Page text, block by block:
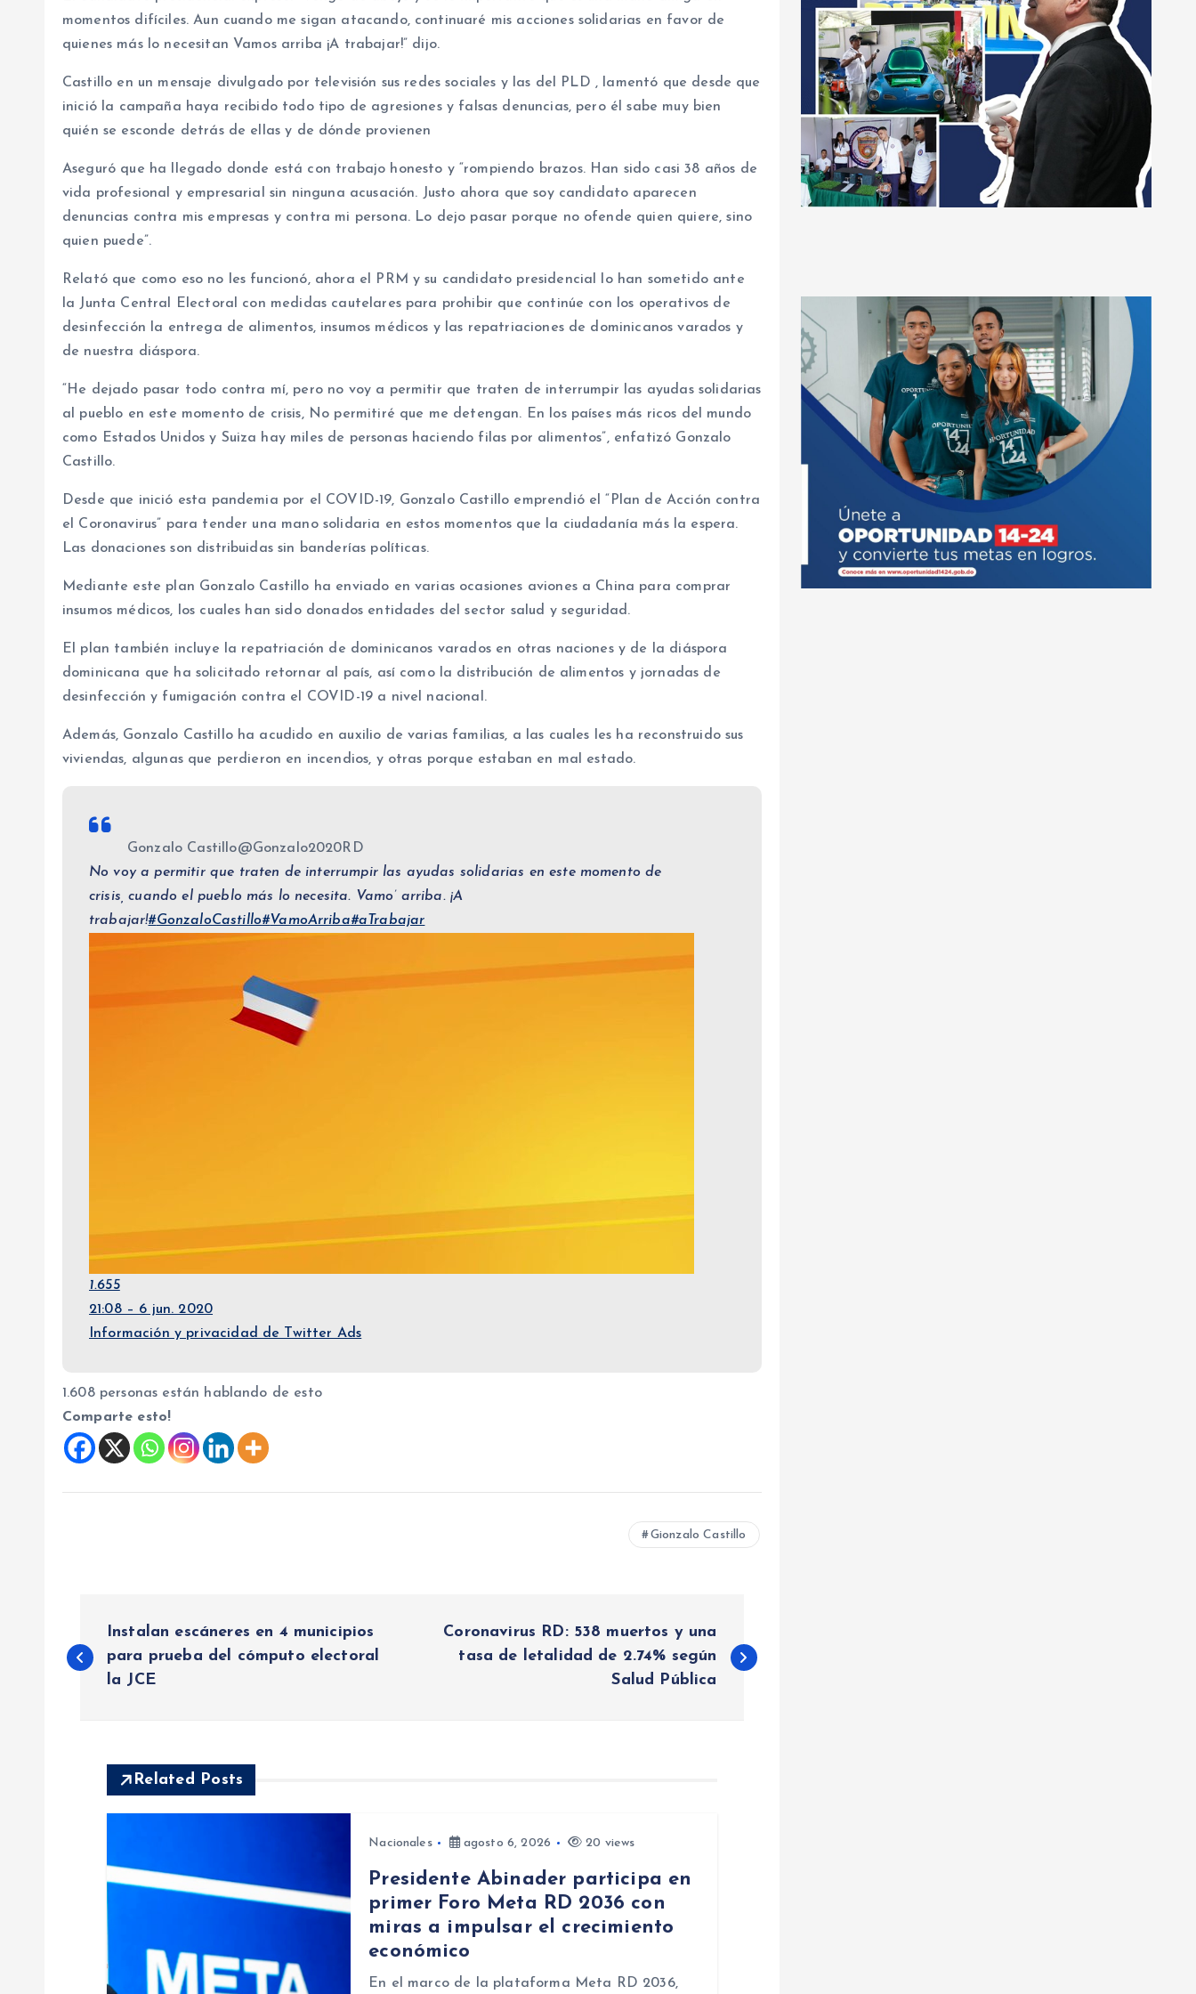
momentos difíciles. Aun cuando me sigan atacando, continuaré mis acciones solidarias en favor de
quienes más lo necesitan Vamos arriba ¡A trabajar!” dijo.
Castillo en un mensaje divulgado por televisión sus redes sociales y las del PLD , lamentó que desde que
inició la campaña haya recibido todo tipo de agresiones y falsas denuncias, pero él sabe muy bien
quién se esconde detrás de ellas y de dónde provienen
Aseguró que ha llegado donde está con trabajo honesto y “rompiendo brazos. Han sido casi 38 años de
vida profesional y empresarial sin ninguna acusación. Justo ahora que soy candidato aparecen
denuncias contra mis empresas y contra mi persona. Lo dejo pasar porque no ofende quien quiere, sino
quien puede”.
Relató que como eso no les funcionó, ahora el PRM y su candidato presidencial lo han sometido ante
la Junta Central Electoral con medidas cautelares para prohibir que continúe con los operativos de
desinfección la entrega de alimentos, insumos médicos y las repatriaciones de dominicanos varados y
de nuestra diáspora.
“He dejado pasar todo contra mí, pero no voy a permitir que traten de interrumpir las ayudas solidarias
al pueblo en este momento de crisis, No permitiré que me detengan. En los países más ricos del mundo
como Estados Unidos y Suiza hay miles de personas haciendo filas por alimentos”, enfatizó Gonzalo
Castillo.
Desde que inició esta pandemia por el COVID-19, Gonzalo Castillo emprendió el “Plan de Acción contra
el Coronavirus” para tender una mano solidaria en estos momentos que la ciudadanía más la espera.
Las donaciones son distribuidas sin banderías políticas.
Mediante este plan Gonzalo Castillo ha enviado en varias ocasiones aviones a China para comprar
insumos médicos, los cuales han sido donados entidades del sector salud y seguridad.
El plan también incluye la repatriación de dominicanos varados en otras naciones y de la diáspora
dominicana que ha solicitado retornar al país, así como la distribución de alimentos y jornadas de
desinfección y fumigación contra el COVID-19 a nivel nacional.
Además, Gonzalo Castillo ha acudido en auxilio de varias familias, a las cuales les ha reconstruido sus
viviendas, algunas que perdieron en incendios, y otras porque estaban en mal estado.
Gonzalo Castillo@Gonzalo2020RD
No voy a permitir que traten de interrumpir las ayudas solidarias en este momento de
crisis, cuando el pueblo más lo necesita. Vamo’ arriba. ¡A
trabajar!#GonzaloCastillo#VamoArriba#aTrabajar
1.655
21:08 – 6 jun. 2020
Información y privacidad de Twitter Ads
1.608 personas están hablando de esto
Comparte esto!
Gionzalo Castillo
a
Instalan escáneres en 4 municipios
para prueba del cómputo electoral
la JCE
Coronavirus RD: 538 muertos y una
tasa de letalidad de 2.74% según
Salud Pública
Related Posts
Nacionales agosto 6, 2026 20 views
Presidente Abinader participa en
primer Foro Meta RD 2036 con
miras a impulsar el crecimiento
económico
En el marco de la plataforma Meta RD 2036,